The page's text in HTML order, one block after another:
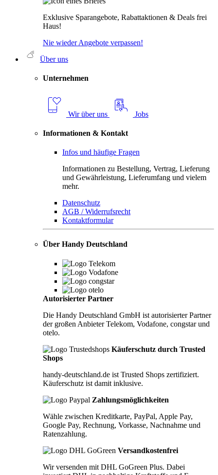
Exklusive Sparangebote, Rabattaktionen & Deals frei
Haus!
Nie wieder Angebote verpassen!
Über uns
Unternehmen
Wir über uns Jobs
Informationen & Kontakt
Infos und häufige Fragen
Informationen zu Bestellung, Vertrag, Lieferung
und Gewährleistung, Lieferumfang und vielem
mehr.
Datenschutz
AGB / Widerrufsrecht
Kontaktformular
Über Handy Deutschland
Autorisierter Partner
Die Handy Deutschland GmbH ist autorisierter Partner
der großen Anbieter Telekom, Vodafone, congstar und
otelo.
Käuferschutz durch Trusted
Shops
handy-deutschland.de ist Trusted Shops zertifiziert.
Käuferschutz ist damit inklusive.
Zahlungsmöglichkeiten
Wähle zwischen Kreditkarte, PayPal, Apple Pay,
Google Pay, Rechnung, Vorkasse, Nachnahme und
Ratenzahlung.
Versandkostenfrei
Wir versenden mit DHL GoGreen Plus. Dabei